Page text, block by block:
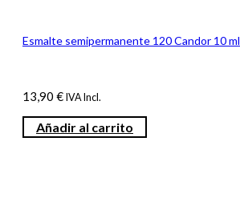
Esmalte semipermanente 120 Candor 10 ml
13,90 € IVA Incl.
Añadir al carrito